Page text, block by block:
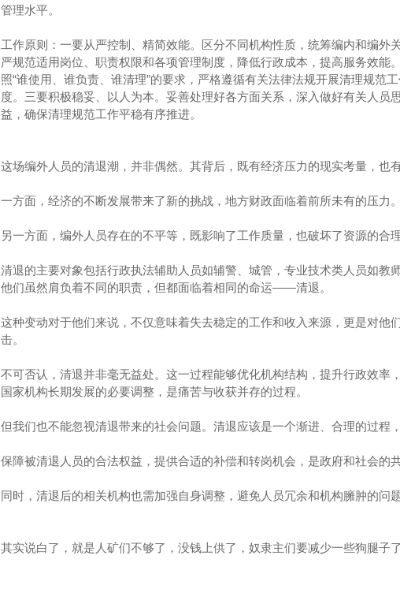
管理水平。
工作原则：一要从严控制、精简效能。区分不同机构性质，统筹编内和编外
严规范适用岗位、职责权限和各项管理制度，降低行政成本，提高服务效能
照“谁使用、谁负责、谁清理”的要求，严格遵循有关法律法规开展清理规范
度。三要积极稳妥、以人为本。妥善处理好各方面关系，深入做好有关人员
益，确保清理规范工作平稳有序推进。
这场编外人员的清退潮，并非偶然。其背后，既有经济压力的现实考量，也
一方面，经济的不断发展带来了新的挑战，地方财政面临着前所未有的压力。
另一方面，编外人员存在的不平等，既影响了工作质量，也破坏了资源的合理
清退的主要对象包括行政执法辅助人员如辅警、城管，专业技术类人员如教
他们虽然肩负着不同的职责，但都面临着相同的命运——清退。
这种变动对于他们来说，不仅意味着失去稳定的工作和收入来源，更是对他
击。
不可否认，清退并非毫无益处。这一过程能够优化机构结构，提升行政效率
国家机构长期发展的必要调整，是痛苦与收获并存的过程。
但我们也不能忽视清退带来的社会问题。清退应该是一个渐进、合理的过程
保障被清退人员的合法权益，提供合适的补偿和转岗机会，是政府和社会的共
同时，清退后的相关机构也需加强自身调整，避免人员冗余和机构臃肿的问题
其实说白了，就是人矿们不够了，没钱上供了，奴隶主们要减少一些狗腿子了